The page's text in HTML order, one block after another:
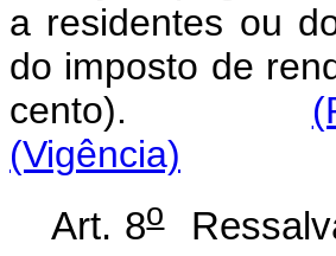
a residentes ou
do imposto de
cento).
(Vigência)
Art. 8o